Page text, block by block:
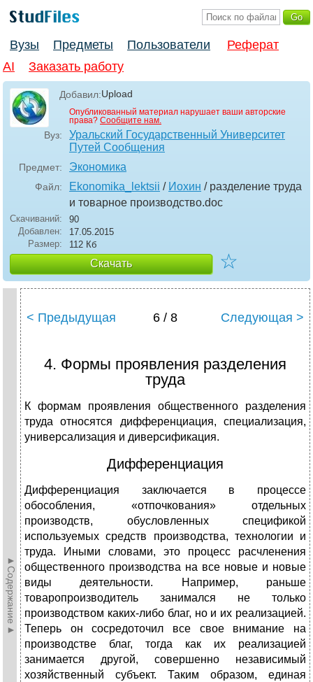
Вузы Предметы Пользователи
Реферат
AI
Заказать работу
Добавил:Upload
Опубликованный материал нарушает ваши авторские
права? Сообщите нам.
Вуз:
Уральский Государственный Университет
Путей Сообщения
Предмет: Экономика
Файл: Ekonomika_lektsii / Иохин / разделение труда
и товарное производство.doc
Скачиваний:
90
Добавлен:
17.05.2015
Размер:
112 Кб
Скачать ☆
►Содержание►
< Предыдущая 6 / 8 Следующая >
4. Формы проявления разделения
труда
К формам проявления общественного разделения
труда относятся дифференциация, специализация,
универсализация и диверсификация.
Дифференциация
Дифференциация заключается в процессе
обособления, «отпочкования» отдельных
производств, обусловленных спецификой
используемых средств производства, технологии и
труда. Иными словами, это процесс расчленения
общественного производства на все новые и новые
виды деятельности. Например, раньше
товаропроизводитель занимался не только
производством каких-либо благ, но и их реализацией.
Теперь он сосредоточил все свое внимание на
производстве благ, тогда как их реализацией
занимается другой, совершенно независимый
хозяйственный субъект. Таким образом, единая